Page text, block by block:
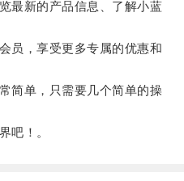
新的产品信息、了解小蓝
，享受更多专属的优惠和
单，只需要几个简单的操
！。